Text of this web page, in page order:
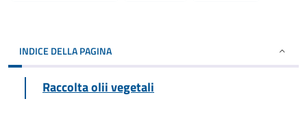
INDICE DELLA PAGINA
Raccolta olii vegetali